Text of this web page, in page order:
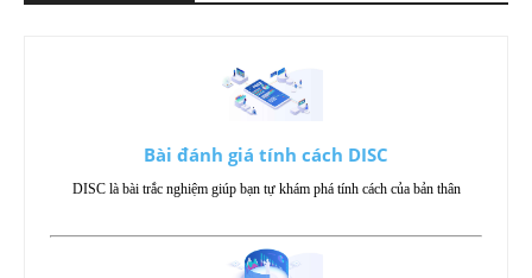
Bài đánh giá tính cách DISC
DISC là bài trắc nghiệm giúp bạn tự khám phá tính cách của bản thân